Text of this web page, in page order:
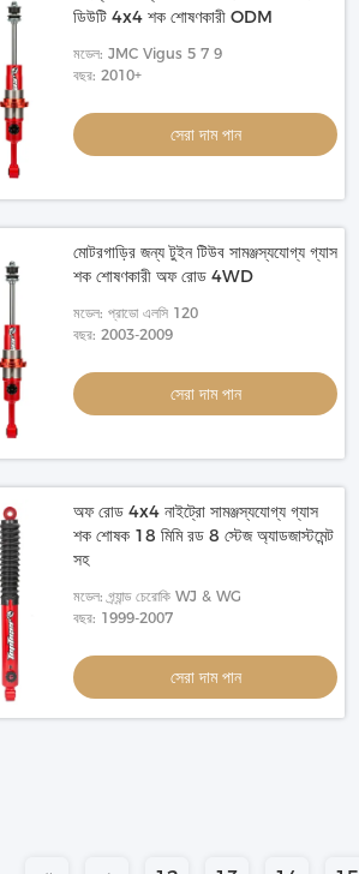
ডিউটি ​​4x4 শক শোষণকারী ODM
মডেল: JMC Vigus 5 7 9
বছর: 2010+
সেরা দাম পান
মোটরগাড়ির জন্য টুইন টিউব সামঞ্জস্যযোগ্য গ্যাস
শক শোষণকারী অফ রোড 4WD
মডেল: প্রাডো এলসি 120
বছর: 2003-2009
সেরা দাম পান
অফ রোড 4x4 নাইট্রো সামঞ্জস্যযোগ্য গ্যাস
শক শোষক 18 মিমি রড 8 স্টেজ অ্যাডজাস্টমেন্ট
সহ
মডেল: গ্র্যান্ড চেরোকি WJ & WG
বছর: 1999-2007
সেরা দাম পান